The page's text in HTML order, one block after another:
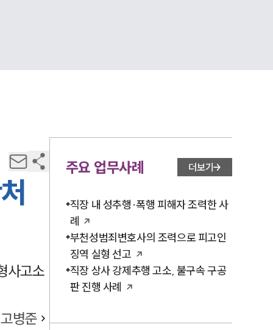
사고소
고병준
주요 업무사례 더보기
직장 내 성추행·폭행 피해자 조력한 사
례
부천성범죄변호사의 조력으로 피고인
징역 실형 선고
직장 상사 강제추행 고소, 불구속 구공
판 진행 사례